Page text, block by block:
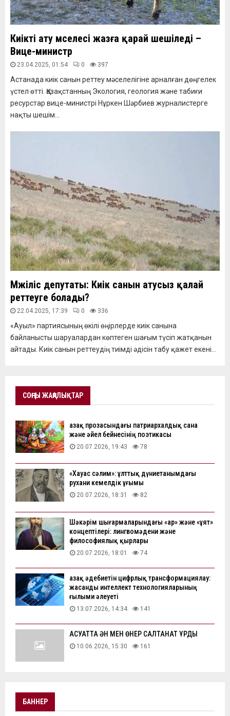
Киікті ату мәселесі жазға қарай шешіледі –
Вице-министр
23.04.2025, 01:54 0 397
Астанада киік санын реттеу мәселелігіне арналған дөңгелек
үстел өтті. Қазақстанның Экология, геология және табиғи
ресурстар вице-министрі Нұркен Шәрбиев журналистерге
нақты шешім...
Мәжіліс депутаты: Киік санын атусыз қалай
реттеуге болады?
22.04.2025, 17:39 0 336
«Ауыл» партиясының өкілі өңірлерде киік санына
байланысты шаруалардан көптеген шағым түсіп жатқанын
айтады. Киік санын реттеудің тиімді әдісін табу қажет екені...
СОҢҒЫ ЖАҢАЛЫҚТАР
Қазақ прозасындағы патриархалдық сана
және әйел бейнесінің поэтикасы
20.07.2026, 19:43 78
«Хауас сәлим»: ұлттық дүниетанымдағы
рухани кемелдік ұғымы
20.07.2026, 18:31 82
Шәкәрім шығармаларындағы «ар» және «ұят»
концептілері: лингвомәдени және
философиялық қырлары
20.07.2026, 18:01 74
Қазақ әдебиетін цифрлық трансформациялау:
жасанды интеллект технологияларының
ғылыми әлеуеті
13.07.2026, 14:34 141
АҚСУАТТА ӘН МЕН ӨНЕР САЛТАНАТ ҚҰРДЫ
10.06.2026, 15:30 161
БАННЕР